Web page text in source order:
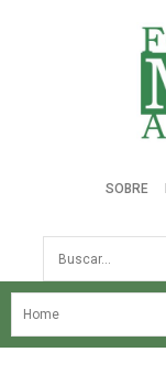
SOBRE
Busca
NOSSA HISTÓRIA